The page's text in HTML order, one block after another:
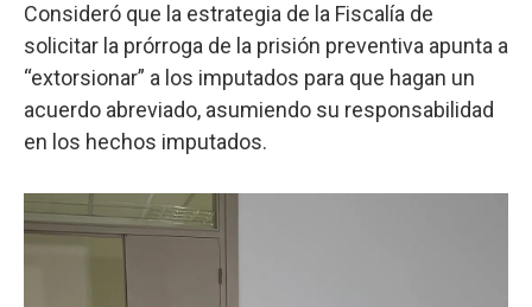
Consideró que la estrategia de la Fiscalía de
solicitar la prórroga de la prisión preventiva apunta a
“extorsionar” a los imputados para que hagan un
acuerdo abreviado, asumiendo su responsabilidad
en los hechos imputados.